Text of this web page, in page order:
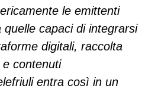
le emittenti
capaci di integrarsi
digitali, raccolta
contenuti
entra così in un